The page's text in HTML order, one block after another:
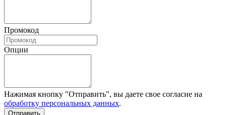
Промокод
Опции
Нажимая кнопку "Отправить", вы даете свое согласие на
обработку персональных данных.